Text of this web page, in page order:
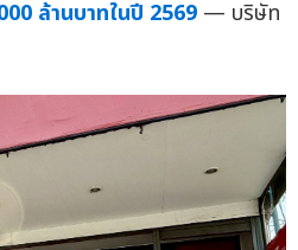
ล้านบาทในปี 2569 — บริษัท